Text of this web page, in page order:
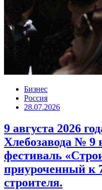
Бизнес
Россия
28.07.2026
9 августа 2026
Хлебозавода № 9
фестиваль
приуроченный к
строителя.